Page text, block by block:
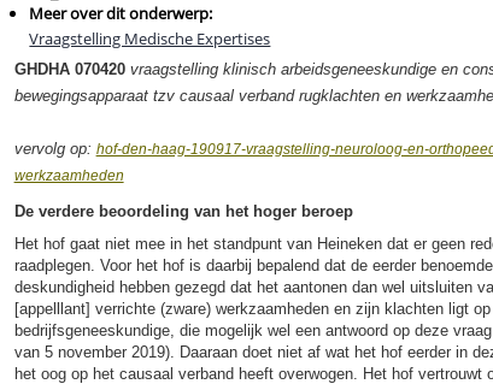
Meer over dit onderwerp:
Vraagstelling Medische Expertises
GHDHA 070420 vraagstelling klinisch arbeidsgeneeskundige en c
bewegingsapparaat tzv causaal verband rugklachten en
vervolg op: hof-den-haag-190917-vraagstelling-neuroloog-en-
werkzaamheden
De verdere beoordeling van het hoger beroep
Het hof gaat niet mee in het standpunt van Heineken dat er geen
raadplegen. Voor het hof is daarbij bepalend dat de eerder
deskundigheid hebben gezegd dat het aantonen dan wel uitsluiten
[appelllant] verrichte (zware) werkzaamheden en zijn klachten ligt
bedrijfsgeneeskundige, die mogelijk wel een antwoord op deze
van 5 november 2019). Daaraan doet niet af wat het hof eerder in
het oog op het causaal verband heeft overwogen. Het hof vertrouwt